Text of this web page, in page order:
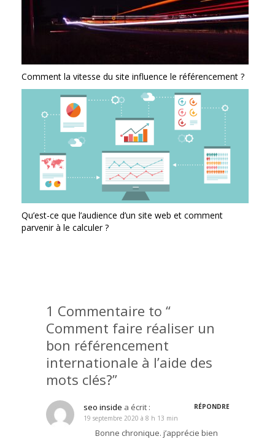
Comment la vitesse du site influence le référencement ?
Qu’est-ce que l’audience d’un site web et comment
parvenir à le calculer ?
1 Commentaire to “
Comment faire réaliser un
bon référencement
internationale à l’aide des
mots clés?”
seo inside a écrit :
RÉPONDRE
19 septembre 2020 à 8 h 13 min
Bonne chronique. j’apprécie bien